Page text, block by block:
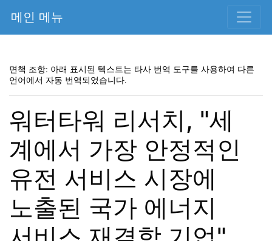
메인 메뉴
면책 조항: 아래 표시된 텍스트는 타사 번역 도구를 사용하여 다른
언어에서 자동 번역되었습니다.
워터타워 리서치, "세
계에서 가장 안정적인
유전 서비스 시장에
노출된 국가 에너지